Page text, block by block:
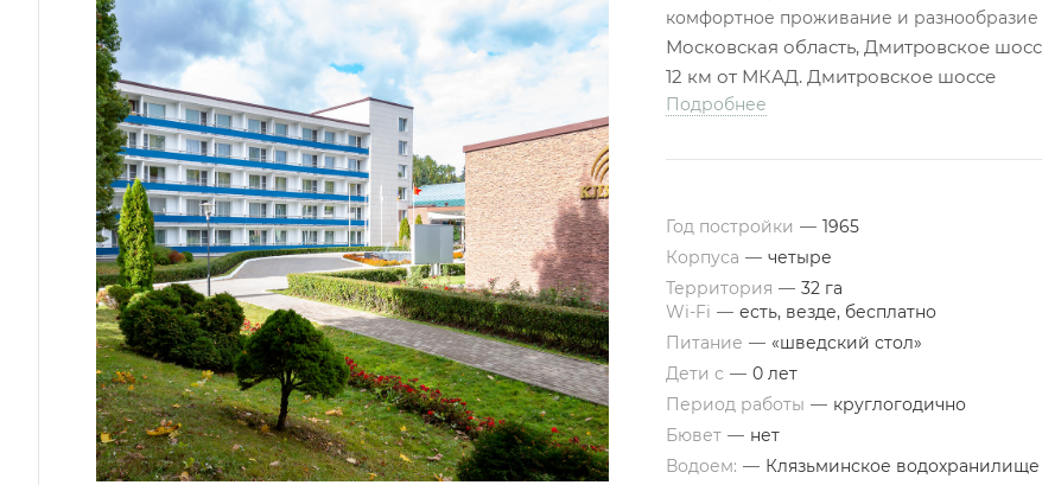
комфортное проживание и
Московская область, Дмитровское
12 км от МКАД. Дмитровское шоссе
Подробнее
Год постройки — 1965
Корпуса — четыре
Территория — 32 га
Wi-Fi — есть, везде, бесплатно
Питание — «шведский стол»
Дети с — 0 лет
Период работы — круглогодично
Бювет — нет
Водоем: — Клязьминское водохранилище